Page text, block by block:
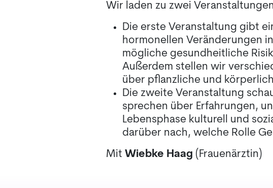
Wir laden zu zwei
Die erste Veranstaltung gibt
hormonellen Veränderungen
mögliche gesundheitliche
Außerdem stellen wir
über pflanzliche und
Die zweite Veranstaltung
sprechen über Erfahrungen,
Lebensphase kulturell und
darüber nach, welche Rolle
Mit Wiebke Haag (Frauenärztin)